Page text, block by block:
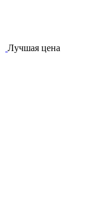
Лучшая цена